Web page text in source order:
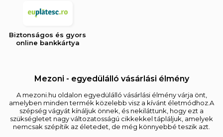
Biztonságos és gyors
online bankkártya
Mezoni - egyedülálló vásárlási élmény
A mezoni.hu oldalon egyedülálló vásárlási élmény várja önt,
amelyben minden termék közelebb visz a kívánt életmódhoz.A
szépség vágyát kínáljuk önnek, és nekiláttunk, hogy ezt a
szükségletet nagy változatosságú cikkekkel tápláljuk, amelyek
nemcsak szépítik az életedet, de még könnyebbé teszik azt.